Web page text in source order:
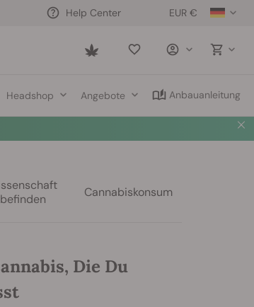
EUR €
Help Center
Saved
Headshop Angebote Anbauanleitung
Cannabiskonsum
Die Du